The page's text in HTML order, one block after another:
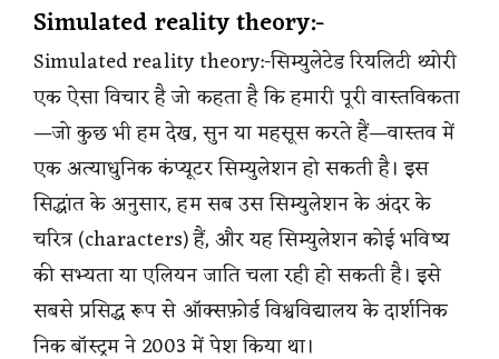
Simulated reality theory:-
Simulated reality theory:-सिम्युलेटेड रियलिटी थ्योरी
एक ऐसा विचार है जो कहता है कि हमारी पूरी वास्तविकता
—जो कुछ भी हम देख, सुन या महसूस करते हैं—वास्तव में
एक अत्याधुनिक कंप्यूटर सिम्युलेशन हो सकती है। इस
सिद्धांत के अनुसार, हम सब उस सिम्युलेशन के अंदर के
चरित्र (characters) हैं, और यह सिम्युलेशन कोई भविष्य
की सभ्यता या एलियन जाति चला रही हो सकती है। इसे
सबसे प्रसिद्ध रूप से ऑक्सफ़ोर्ड विश्वविद्यालय के दार्शनिक
निक बॉस्ट्रम ने 2003 में पेश किया था।